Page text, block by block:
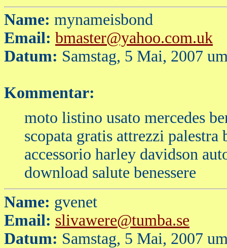
Name: mynameisbond
Email: bmaster@yahoo.com.uk
Datum: Samstag, 5 Mai, 2007
Kommentar:
moto listino usato mercedes
scopata gratis attrezzi
accessorio harley davidson
download salute benessere
Name: gvenet
Email: slivawere@tumba.se
Datum: Samstag, 5 Mai, 2007